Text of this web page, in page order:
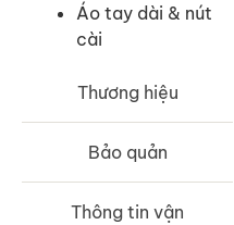
Thương hiệu
Bảo quản
Thông tin vận
Áo tay dài & nút
cài